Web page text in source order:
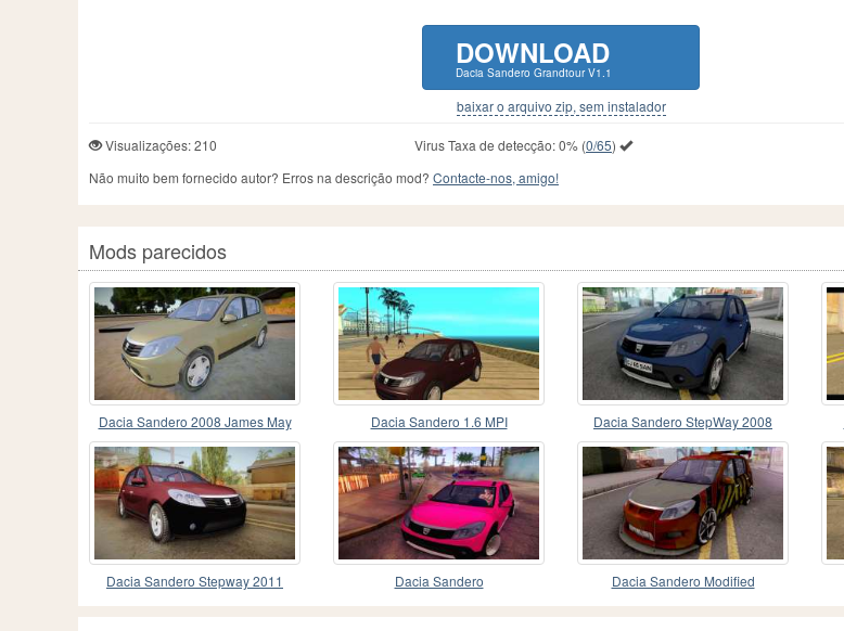
DOWNLOAD
Dacia Sandero Grandtour V1.1
baixar o arquivo zip, sem instalador
Visualizações: 210 Virus Taxa de detecção:0%(0/65)
Não muito bem fornecido autor? Erros na descrição mod? Contacte-nos, amigo!
Mods parecidos
Dacia Sandero 2008 James May Dacia Sandero 1.6 MPI Dacia Sandero StepWay 2008
Dacia Sandero Stepway 2011 Dacia Sandero Dacia Sandero Modified